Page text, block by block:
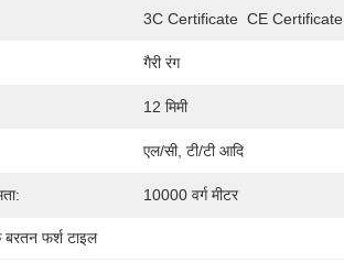
3C Certificate  CE Certificate
गैरी रंग
12 मिमी
एल/सी, टी/टी आदि
10000 वर्ग मीटर
बरतन फर्श टाइल